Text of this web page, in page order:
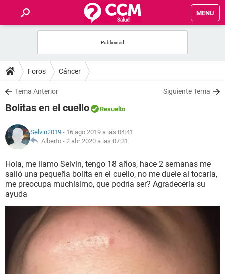
MENU
FOROS
SALUD
NUTRICIÓN
BIENESTAR
SEXUALIDAD
GLOSARIO
Foros Cáncer
Tema Anterior Siguiente Tema
Bolitas en el cuello Resuelto
Selvin2019 - 16 ago 2019 a las 04:41
Alberto - 2 abr 2020 a las 07:31
Hola, me llamo Selvin, tengo 18 años, hace 2 semanas me
salió una pequeña bolita en el cuello, no me duele al tocarla,
me preocupa muchísimo, que podría ser? Agradecería su
ayuda